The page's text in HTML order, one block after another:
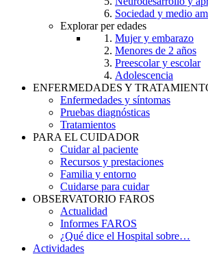
Sociedad y medio
Explorar per edades
Mujer y embarazo
Menores de 2 años
Preescolar y escolar
Adolescencia
ENFERMEDADES Y
Enfermedades y síntomas
Pruebas diagnósticas
Tratamientos
PARA EL CUIDADOR
Cuidar al paciente
Recursos y prestaciones
Familia y entorno
Cuidarse para cuidar
OBSERVATORIO FAROS
Actualidad
Informes FAROS
¿Qué dice el Hospital sobre…
Actividades